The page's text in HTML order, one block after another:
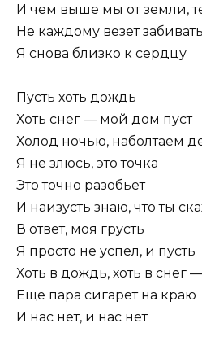
И чем выше мы от земли,
Не каждому везет
Я снова близко к сердцу
Пусть хоть дождь
Хоть снег — мой дом пуст
Холод ночью, наболтаем
Я не злюсь, это точка
Это точно разобьет
И наизусть знаю, что ты
В ответ, моя грусть
Я просто не успел, и пусть
Хоть в дождь, хоть в снег
Еще пара сигарет на краю
И нас нет, и нас нет